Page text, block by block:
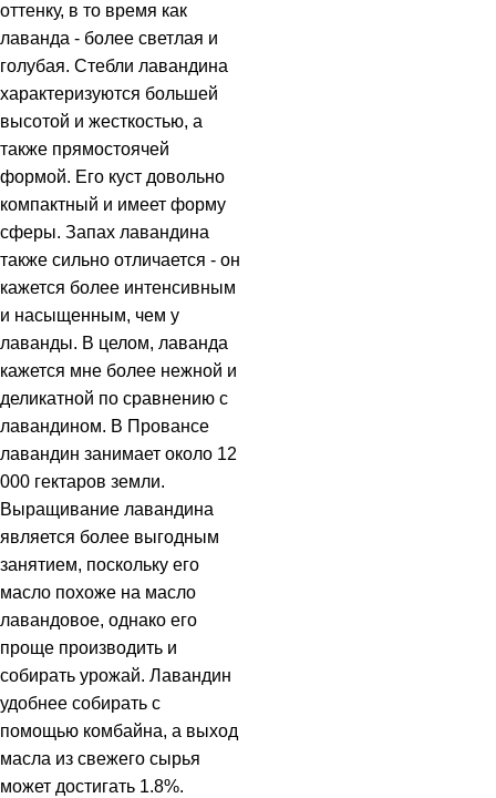
оттенку, в то время как
лаванда - более светлая и
голубая. Стебли лавандина
характеризуются большей
высотой и жесткостью, а
также прямостоячей
формой. Его куст довольно
компактный и имеет форму
сферы. Запах лавандина
также сильно отличается - он
кажется более интенсивным
и насыщенным, чем у
лаванды. В целом, лаванда
кажется мне более нежной и
деликатной по сравнению с
лавандином. В Провансе
лавандин занимает около 12
000 гектаров земли.
Выращивание лавандина
является более выгодным
занятием, поскольку его
масло похоже на масло
лавандовое, однако его
проще производить и
собирать урожай. Лавандин
удобнее собирать с
помощью комбайна, а выход
масла из свежего сырья
может достигать 1.8%.